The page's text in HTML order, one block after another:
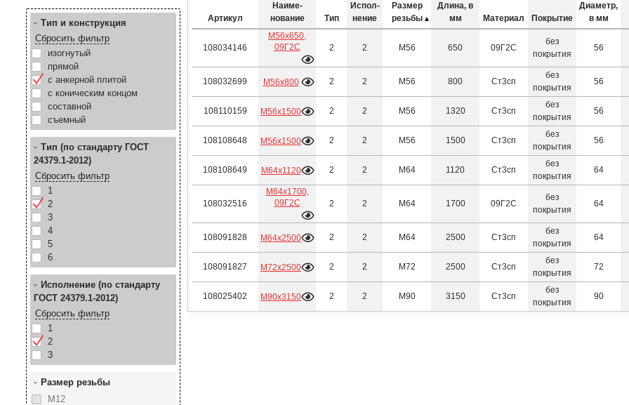
Тип и конструкция
Сбросить фильтр
изогнутый
прямой
с анкерной плитой
с коническим концом
составной
съемный
Тип (по стандарту ГОСТ
24379.1-2012)
Сбросить фильтр
1
2
3
4
5
6
Исполнение (по стандарту
ГОСТ 24379.1-2012)
Сбросить фильтр
1
2
3
Размер резьбы
М12
резьбы
64
6
90
125
Артикул
Наиме­
нование
Тип
Испол­
нение
Размер
резьбы
Длина, в
мм
Материал Покрытие
Диаметр,
в мм
108034146
М56х650,
09Г2С
2 2 М56 650 09Г2С
без
покрытия
56
108032699 М56х800 2 2 М56 800 Ст3сп
без
покрытия
56
108110159 М56х1500 2 2 М56 1320 Ст3сп
без
покрытия
56
108108648 М56х1500 2 2 М56 1500 Ст3сп
без
покрытия
56
108108649 М64х1120 2 2 М64 1120 Ст3сп
без
покрытия
64
108032516
М64х1700,
09Г2С
2 2 М64 1700 09Г2С
без
покрытия
64
108091828 М64х2500 2 2 М64 2500 Ст3сп
без
покрытия
64
108091827 М72х2500 2 2 М72 2500 Ст3сп
без
покрытия
72
108025402 М90х3150 2 2 М90 3150 Ст3сп
без
покрытия
90